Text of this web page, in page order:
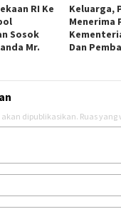
RI Ke
Sosok
Mr.
Keluarga,
Menerima
Dan
dipublikasikan. Ruas